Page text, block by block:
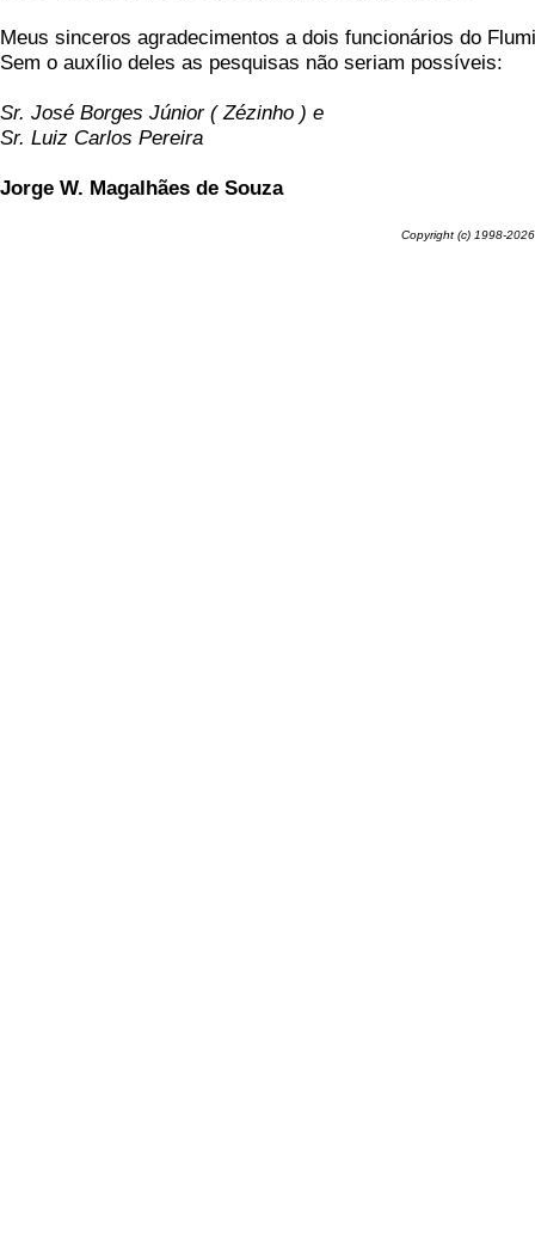
Meus sinceros agradecimentos a dois funcionários do
Sem o auxílio deles as pesquisas não seriam possíveis:
Sr. José Borges Júnior ( Zézinho ) e
Sr. Luiz Carlos Pereira
Jorge W. Magalhães de Souza
Copyright (c) 1998-